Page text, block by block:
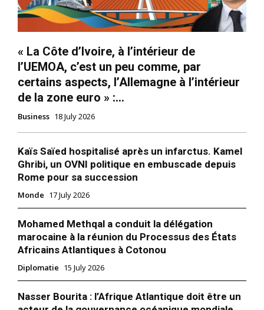
« La Côte d’Ivoire, à l’intérieur de
l’UEMOA, c’est un peu comme, par
certains aspects, l’Allemagne à l’intérieur
de la zone euro » :...
Business 18 July 2026
Kaïs Saïed hospitalisé après un infarctus. Kamel
Ghribi, un OVNI politique en embuscade depuis
Rome pour sa succession
Monde 17 July 2026
Mohamed Methqal a conduit la délégation
marocaine à la réunion du Processus des États
Africains Atlantiques à Cotonou
Diplomatie 15 July 2026
Nasser Bourita : l’Afrique Atlantique doit être un